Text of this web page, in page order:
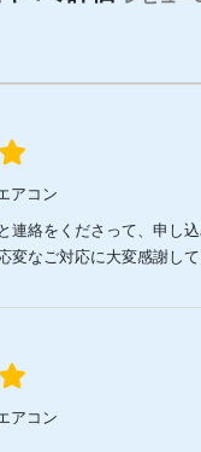
アコン
連絡をくださって、申し
変なご対応に大変感謝して
アコン